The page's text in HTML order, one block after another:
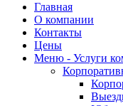
Главная
О компании
Контакты
Цены
Меню - Услуги